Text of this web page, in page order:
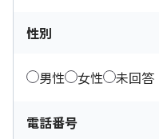
性別
男性 女性 未回答
電話番号